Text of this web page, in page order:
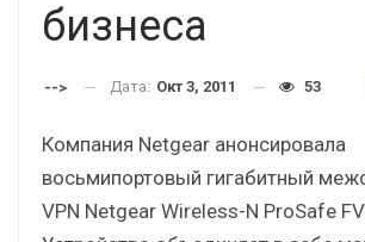
бизнеса
--> Дата: Окт 3, 2011 53
Компания Netgear анонсировала
восьмипортовый гигабитный
VPN Netgear Wireless-N ProSafe